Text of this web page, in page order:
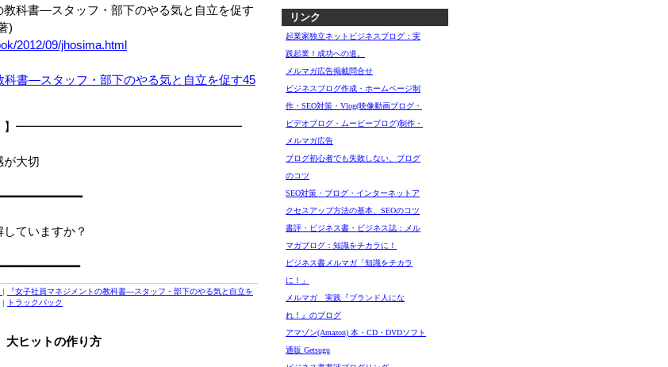
リンク
起業家独立ネットビジネスブログ：実
践起業！成功への道。
メルマガ広告掲載問合せ
ビジネスブログ作成・ホームページ制
作・SEO対策・Vlog(映像動画ブログ・
ビデオブログ・ムービーブログ)制作・
メルマガ広告
ブログ初心者でも失敗しない、ブログ
のコツ
SEO対策・ブログ・インターネットア
クセスアップ方法の基本、SEOのコツ
書評・ビジネス書・ビジネス誌：メル
マガブログ：知識をチカラに！
ビジネス書メルマガ「知識をチカラ
に！」
メルマガ 実践『ブランド人にな
れ！』のブログ
アマゾン(Amazon) 本・CD・DVDソフト
通販 Getsugu
科書―スタッフ・部下のやる気と自立を促す
)
2012/09/jhosima.html
に！」】━━━━━━━━━━━━━━━━━━━
大切
ていますか？
|
『女子社員マネジメントの教科書―スタッフ・部下のやる気と自立を
| トラックバック
大ヒットの作り方